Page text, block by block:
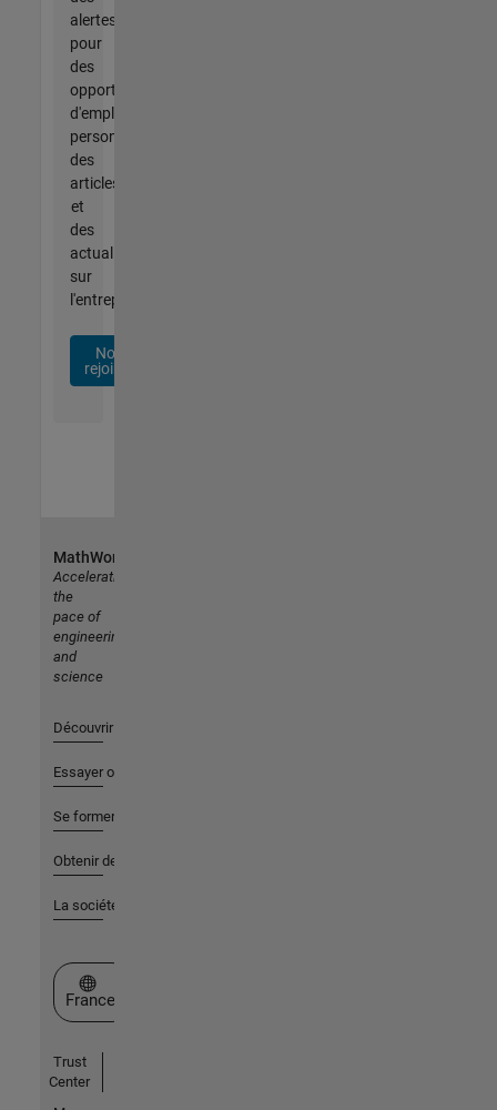
alertes
pour
des
opportunités
d'emploi
personnalisées,
des
articles
et
des
actualités
sur
l'entreprise.
Nous
rejoindre
MathWorks
Accelerating
the
pace of
engineering
and
science
Découvrir les produits
Essayer ou acheter
Se former
Obtenir de l'aide
La société
Sélectionner un site web
France
Trust
Center